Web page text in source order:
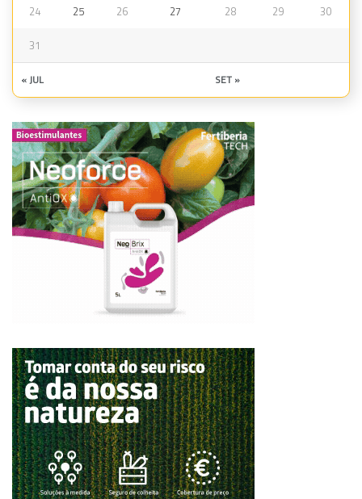
24 25 26 27 28 29 30
31
« JUL SET »